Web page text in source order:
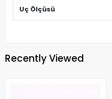
Uç Ölçüsü
Recently Viewed